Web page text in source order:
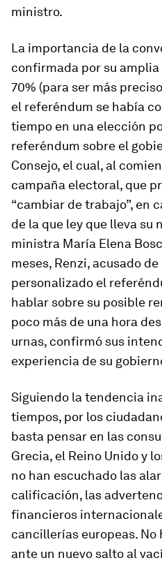
ministro.
La importancia de la
confirmada por su
70% (para ser más
el referéndum se había
tiempo en una elección
referéndum sobre el
Consejo, el cual, al
campaña electoral, que
“cambiar de trabajo”, en
de la que ley que lleva su
ministra María Elena
meses, Renzi, acusado
personalizado el
hablar sobre su posible
poco más de una hora
urnas, confirmó sus
experiencia de su
Siguiendo la tendencia
tiempos, por los
basta pensar en las
Grecia, el Reino Unido y
no han escuchado las
calificación, las
financieros
cancillerías europeas.
ante un nuevo salto al